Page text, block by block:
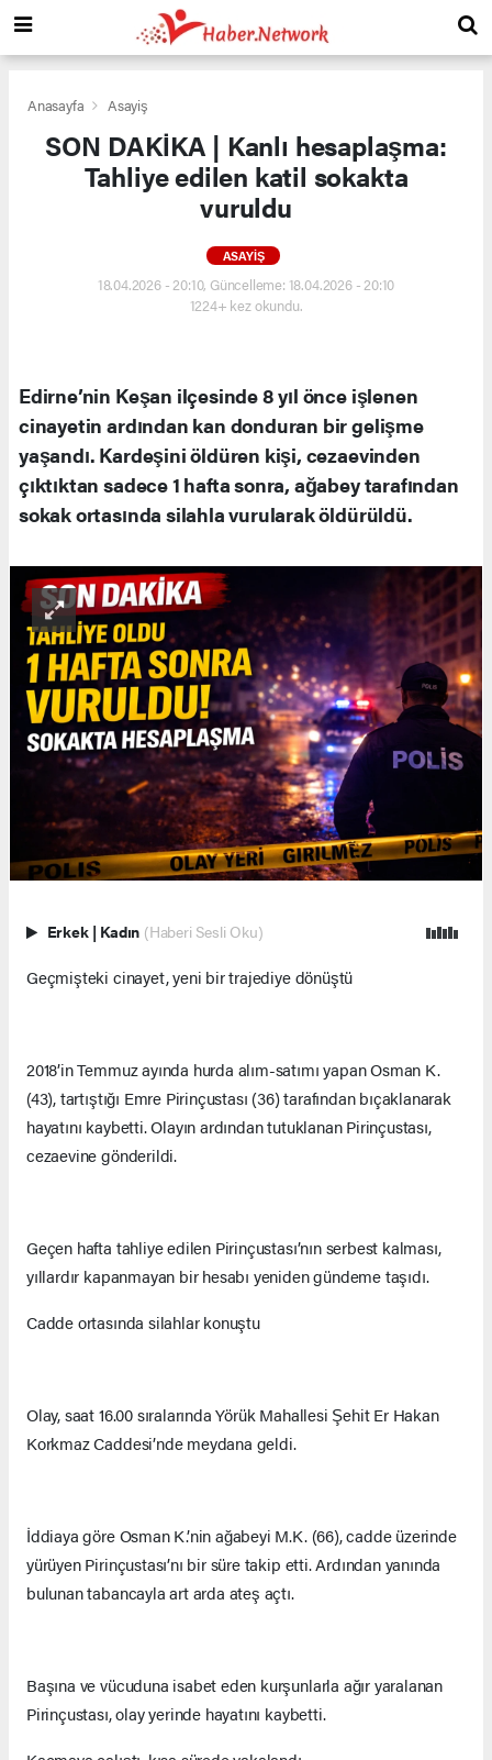
Anasayfa Asayiş
SON DAKİKA | Kanlı hesaplaşma:
Tahliye edilen katil sokakta
vuruldu
ASAYIŞ
18.04.2026 - 20:10, Güncelleme: 18.04.2026 - 20:10
1224+ kez okundu.
Edirne’nin Keşan ilçesinde 8 yıl önce işlenen
cinayetin ardından kan donduran bir gelişme
yaşandı. Kardeşini öldüren kişi, cezaevinden
çıktıktan sadece 1 hafta sonra, ağabey tarafından
sokak ortasında silahla vurularak öldürüldü.
Erkek | Kadın (Haberi Sesli Oku)
Geçmişteki cinayet, yeni bir trajediye dönüştü
2018’in Temmuz ayında hurda alım-satımı yapan Osman K.
(43), tartıştığı Emre Pirinçustası (36) tarafından bıçaklanarak
hayatını kaybetti. Olayın ardından tutuklanan Pirinçustası,
cezaevine gönderildi.
Geçen hafta tahliye edilen Pirinçustası’nın serbest kalması,
yıllardır kapanmayan bir hesabı yeniden gündeme taşıdı.
Cadde ortasında silahlar konuştu
Olay, saat 16.00 sıralarında Yörük Mahallesi Şehit Er Hakan
Korkmaz Caddesi’nde meydana geldi.
İddiaya göre Osman K.’nin ağabeyi M.K. (66), cadde üzerinde
yürüyen Pirinçustası’nı bir süre takip etti. Ardından yanında
bulunan tabancayla art arda ateş açtı.
Başına ve vücuduna isabet eden kurşunlarla ağır yaralanan
Pirinçustası, olay yerinde hayatını kaybetti.